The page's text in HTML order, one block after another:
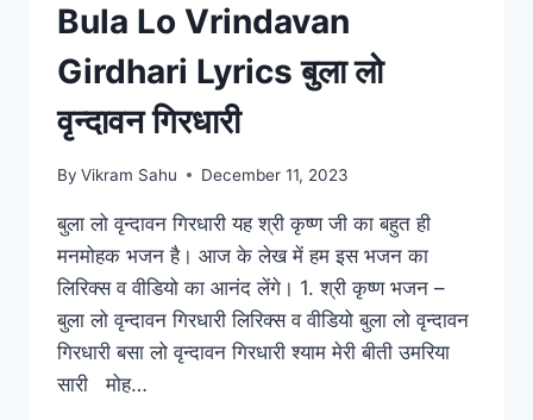
Bula Lo Vrindavan
Girdhari Lyrics बुला लो
वृन्दावन गिरधारी
By Vikram Sahu December 11, 2023
बुला लो वृन्दावन गिरधारी यह श्री कृष्ण जी का बहुत ही
मनमोहक भजन है। आज के लेख में हम इस भजन का
लिरिक्स व वीडियो का आनंद लेंगे। 1. श्री कृष्ण भजन –
बुला लो वृन्दावन गिरधारी लिरिक्स व वीडियो बुला लो वृन्दावन
गिरधारी बसा लो वृन्दावन गिरधारी श्याम मेरी बीती उमरिया
सारी मोह…